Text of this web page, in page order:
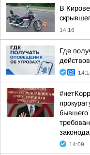
В
14:16
Где
бывшего
14:09